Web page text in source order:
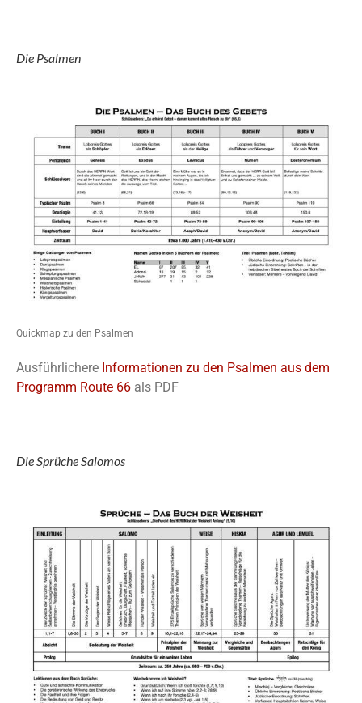
Die Psalmen
Quickmap zu den Psalmen
Ausführlichere Informationen zu den Psalmen aus dem
Programm Route 66 als PDF
Die Sprüche Salomos